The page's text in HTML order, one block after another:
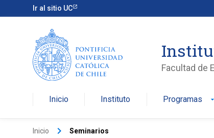
Ir al sitio UC
Facultad de
Inicio Instituto Programas arrow_drop_down
Inicio keyboard_arrow_right Seminarios